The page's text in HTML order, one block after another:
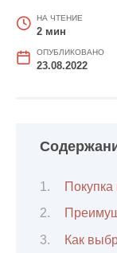
НА ЧТЕНИЕ
2 мин
ОПУБЛИКОВАНО
23.08.2022
Покупка
Как